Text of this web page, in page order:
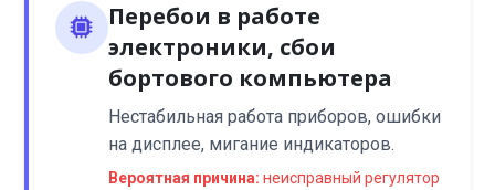
Перебои в работе
электроники, сбои
бортового компьютера
Нестабильная работа приборов, ошибки
на дисплее, мигание индикаторов.
Вероятная причина: неисправный регулятор